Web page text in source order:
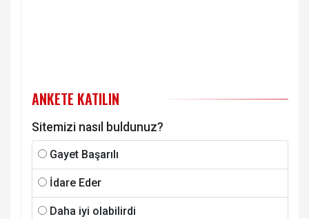
ANKETE KATILIN
Sitemizi nasıl buldunuz?
Gayet Başarılı
İdare Eder
Daha iyi olabilirdi